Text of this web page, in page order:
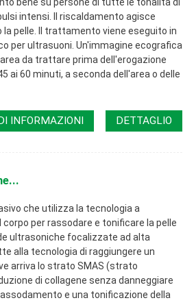
bene su persone di tutte le tonalità di
intensi. Il riscaldamento agisce
pelle. Il trattamento viene eseguito in
per ultrasuoni. Un'immagine ecografica
da trattare prima dell'erogazione
ai 60 minuti, a seconda dell'area o delle
INFORMAZIONI DETTAGLIO
che utilizza la tecnologia a
per rassodare e tonificare la pelle
ultrasoniche focalizzate ad alta
alla tecnologia di raggiungere un
arriva lo strato SMAS (strato
di collagene senza danneggiare
e una tonificazione della